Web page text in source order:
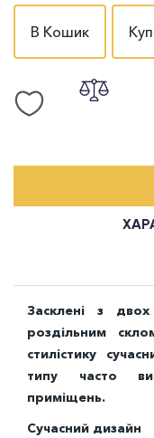
В Кошик
Засклені з
роздільним
стилістику
типу часто
приміщень.
Сучасний дизайн